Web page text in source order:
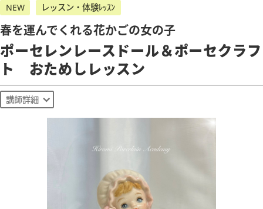
NEW
レッスン・体験ﾚｯｽﾝ
春を運んでくれる花かごの女の子
ポーセレンレースドール＆ポーセクラフ
ト おためしレッスン
講師詳細